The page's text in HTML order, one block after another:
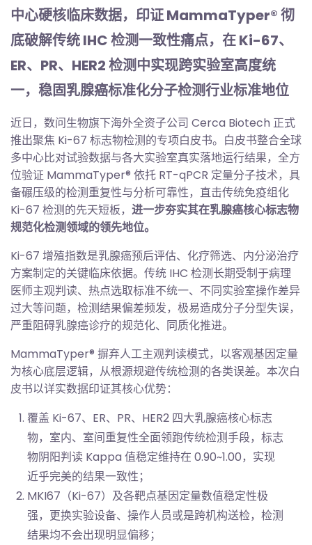
中心硬核临床数据，印证 MammaTyper® 彻
底破解传统 IHC 检测一致性痛点，在 Ki-67、
ER、PR、HER2 检测中实现跨实验室高度统
一，稳固乳腺癌标准化分子检测行业标准地位
近日，数问生物旗下海外全资子公司 Cerca Biotech 正式
推出聚焦 Ki-67 标志物检测的专项白皮书。白皮书整合全球
多中心比对试验数据与各大实验室真实落地运行结果，全方
位验证 MammaTyper® 依托 RT-qPCR 定量分子技术，具
备碾压级的检测重复性与分析可靠性，直击传统免疫组化
Ki-67 检测的先天短板， 进一步夯实其在乳腺癌核心标志物
规范化检测领域的领先地位。
Ki-67 增殖指数是乳腺癌预后评估、化疗筛选、内分泌治疗
方案制定的关键临床依据。传统 IHC 检测长期受制于病理
医师主观判读、热点选取标准不统一、不同实验室操作差异
过大等问题，检测结果偏差频发，极易造成分子分型失误，
严重阻碍乳腺癌诊疗的规范化、同质化推进。
MammaTyper® 摒弃人工主观判读模式，以客观基因定量
为核心底层逻辑，从根源规避传统检测的各类误差。本次白
皮书以详实数据印证其核心优势：
覆盖 Ki-67、ER、PR、HER2 四大乳腺癌核心标志
物，室内、室间重复性全面领跑传统检测手段，标志
物阴阳判读 Kappa 值稳定维持在 0.90~1.00，实现
近乎完美的结果一致性；
MKI67（Ki-67）及各靶点基因定量数值稳定性极
强，更换实验设备、操作人员或是跨机构送检，检测
结果均不会出现明显偏移；